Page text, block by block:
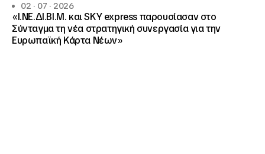
02 · 07 · 2026
«Ι.ΝΕ.ΔΙ.ΒΙ.Μ. και SKY express παρουσίασαν στο
Σύνταγμα τη νέα στρατηγική συνεργασία για την
Ευρωπαϊκή Κάρτα Νέων»